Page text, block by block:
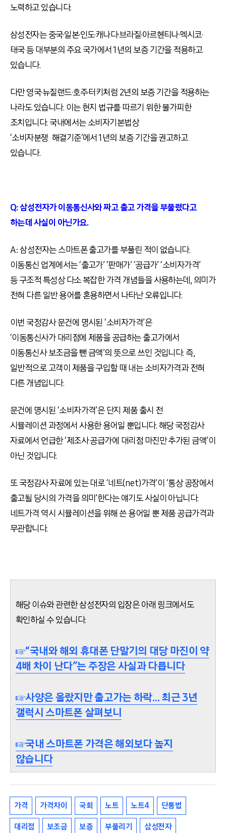
노력하고 있습니다.
삼성전자는 중국·일본·인도·캐나다·브라질·아르헨티나·멕시코·
태국 등 대부분의 주요 국가에서 1년의 보증 기간을 적용하고
있습니다.
다만 영국·뉴질랜드·호주·터키처럼 2년의 보증 기간을 적용하는
나라도 있습니다. 이는 현지 법규를 따르기 위한 불가피한
조치입니다. 국내에서는 소비자기본법상
‘소비자분쟁 해결기준’에서 1년의 보증 기간을 권고하고
있습니다.
Q: 삼성전자가 이동통신사와 짜고 출고 가격을 부풀렸다고
하는데 사실이 아닌가요.
A: 삼성전자는 스마트폰 출고가를 부풀린 적이 없습니다.
이동통신 업계에서는 ‘출고가’ ‘판매가’ ‘공급가’ ‘소비자가격’
등 구조적 특성상 다소 복잡한 가격 개념들을 사용하는데, 의미가
전혀 다른 일반 용어를 혼용하면서 나타난 오류입니다.
이번 국정감사 문건에 명시된 ‘소비자가격’은
‘이동통신사가 대리점에 제품을 공급하는 출고가에서
이동통신사 보조금을 뺀 금액’의 뜻으로 쓰인 것입니다. 즉,
일반적으로 고객이 제품을 구입할 때 내는 소비자가격과 전혀
다른 개념입니다.
문건에 명시된 ‘소비자가격’은 단지 제품 출시 전
시뮬레이션 과정에서 사용한 용어일 뿐입니다. 해당 국정감사
자료에서 언급한 ‘제조사 공급가에 대리점 마진만 추가된 금액’이
아닌 것입니다.
또 국정감사 자료에 있는 대로 ‘네트(net)가격’이 ‘통상 공장에서
출고될 당시의 가격을 의미’한다는 얘기도 사실이 아닙니다.
네트가격 역시 시뮬레이션을 위해 쓴 용어일 뿐 제품 공급가격과
무관합니다.
해당 이슈와 관련한 삼성전자의 입장은 아래 링크에서도
확인하실 수 있습니다.
☞“국내와 해외 휴대폰 단말기의 대당 마진이 약
4배 차이 난다”는 주장은 사실과 다릅니다
☞사양은 올랐지만 출고가는 하락… 최근 3년
갤럭시 스마트폰 살펴보니
☞국내 스마트폰 가격은 해외보다 높지
않습니다
가격 가격차이 국회 노트 노트4 단통법
대리점 보조금 보증 부풀리기 삼성전자